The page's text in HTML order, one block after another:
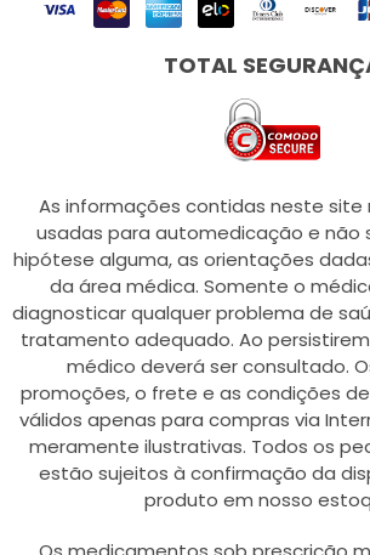
TOTAL
As informações contidas neste site
usadas para automedicação e não
hipótese alguma, as orientações
da área médica. Somente o
diagnosticar qualquer problema de
tratamento adequado. Ao
médico deverá ser consultado.
promoções, o frete e as condições
válidos apenas para compras via
meramente ilustrativas. Todos os
estão sujeitos à confirmação da
produto em nosso